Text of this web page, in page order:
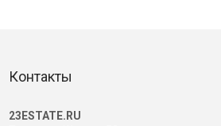
Контакты
23ESTATE.RU